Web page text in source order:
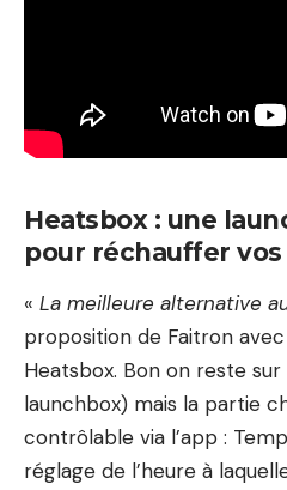
Heatsbox : une
pour réchauffer
« La meilleure alternative
proposition de Faitron
Heatsbox. Bon on reste
launchbox) mais la partie
contrôlable via l’app :
réglage de l’heure à